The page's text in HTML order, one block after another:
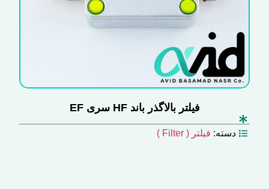
فیلتر بالاگذر باند HF سری EF
دسته: فیلتر ( Filter )